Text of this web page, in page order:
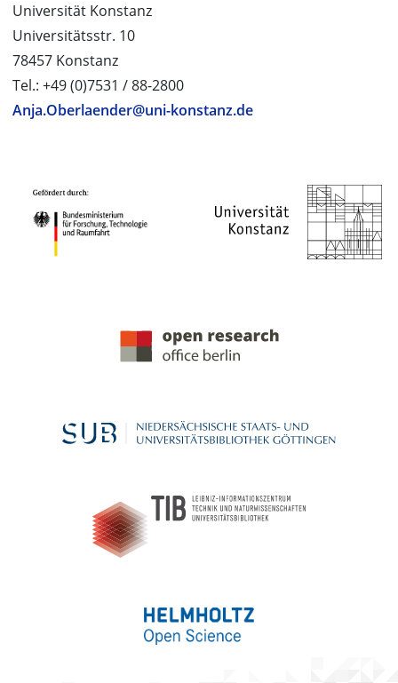
Universität Konstanz
Universitätsstr. 10
78457 Konstanz
Tel.: +49 (0)7531 / 88-2800
Anja.Oberlaender@uni-konstanz.de